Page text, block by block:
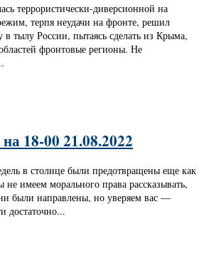
террористически-диверсионной на
терпя неудачи на фронте, решил
в тылу России, пытаясь сделать из Крыма,
фронтовые регионы. Не
18-00 21.08.2022
в столице были предотвращены еще как
имеем морального права рассказывать,
были направлены, но уверяем вас —
достаточно...